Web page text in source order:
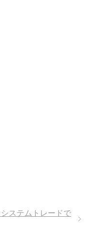
ステムトレードで